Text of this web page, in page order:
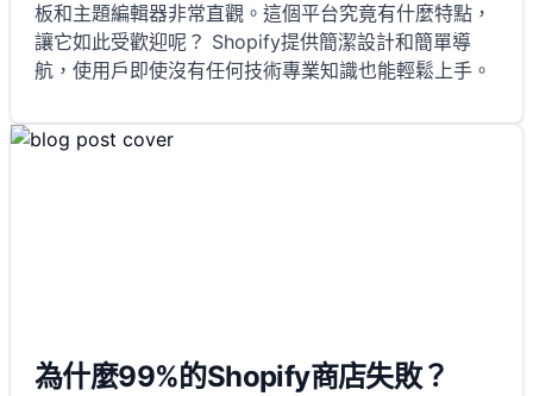
板和主題編輯器非常直觀。這個平台究竟有什麼特點，
讓它如此受歡迎呢？ Shopify提供簡潔設計和簡單導
航，使用戶即使沒有任何技術專業知識也能輕鬆上手。
為什麼99%的Shopify商店失敗？